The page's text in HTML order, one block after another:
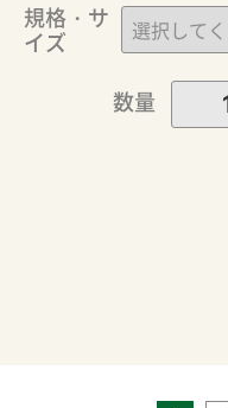
規格・サ
イズ
数量